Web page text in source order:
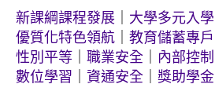
新課綱課程發展
大學多元入學
優質化特色領航
教育儲蓄專戶
性別平等
職業安全
內部控制
數位學習
資通安全 獎助學金